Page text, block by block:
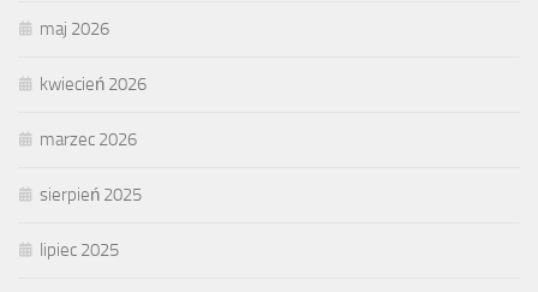
maj 2026
kwiecień 2026
marzec 2026
sierpień 2025
lipiec 2025